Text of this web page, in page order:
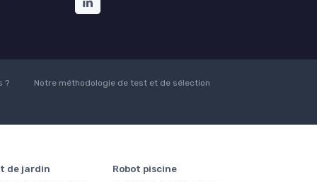
?
Notre méthodologie de test et de sélection
de jardin Robot piscine